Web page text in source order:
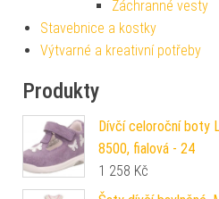
Záchranné vesty
Stavebnice a kostky
Výtvarné a kreativní potřeby
Produkty
Dívčí celoroční boty
8500, fialová - 24
1 258 Kč